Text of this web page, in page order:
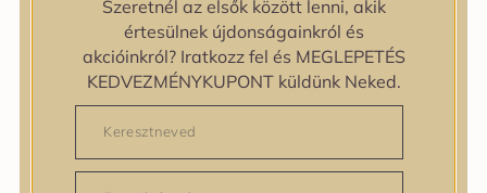
zipiderm
Bőrállapot
Bőrállapot
Bőrtípus
Bőrtípus
Kombinált
Szeretnél az elsők között lenni, akik
értesülnek újdonságainkról és
akcióinkról? Iratkozz fel és MEGLEPETÉS
KEDVEZMÉNYKUPONT küldünk Neked.